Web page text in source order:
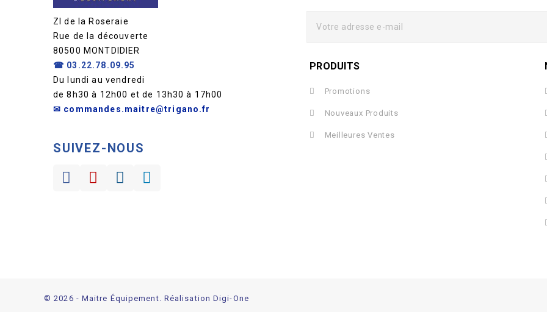
ZI de la Roseraie
Rue de la découverte
80500 MONTDIDIER
☎ 03.22.78.09.95
Du lundi au vendredi
de 8h30 à 12h00 et de 13h30 à 17h00
✉ commandes.maitre@trigano.fr
SUIVEZ-NOUS
PRODUITS
Promotions
Nouveaux Produits
Meilleures Ventes
© 2026 - Maitre Équipement. Réalisation Digi-One